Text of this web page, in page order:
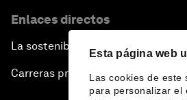
Esta página web
Las cookies de este
para personalizar el
Enlaces directos
La sostenibilidad en el Foro
Carreras profesionales